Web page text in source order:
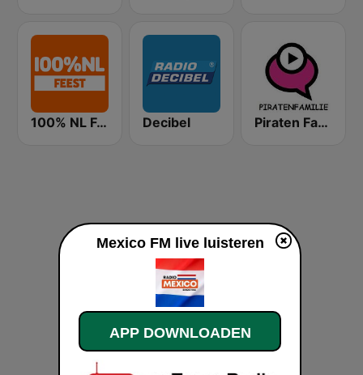
100% NL Feest Decibel Piraten Familie
Mexico FM live luisteren
APP DOWNLOADEN